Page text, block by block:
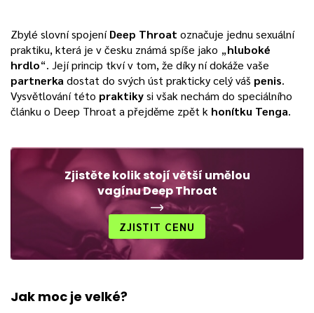
Zbylé slovní spojeníDeep Throat označuje jednu sexuální
praktiku, která je v česku známá spíše jako „hluboké
hrdlo“. Její princip tkví v tom, že díky ní dokáže vaše
partnerka dostat do svých úst prakticky celý váš penis.
Vysvětlování této praktikysi však nechám do speciálního
článku o Deep Throat a přejděme zpět k honítku Tenga.
Zjistěte kolik stojí větší umělou
vagínu Deep Throat
ZJISTIT CENU
Jak moc je velké?